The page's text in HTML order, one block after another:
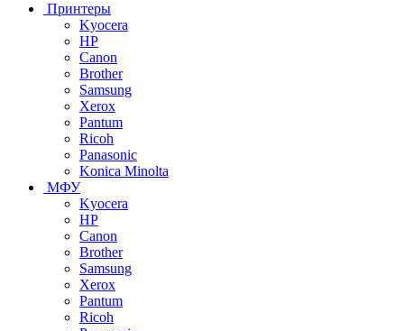
Принтеры
Kyocera
HP
Canon
Brother
Samsung
Xerox
Pantum
Ricoh
Panasonic
Konica Minolta
МФУ
Kyocera
HP
Canon
Brother
Samsung
Xerox
Pantum
Ricoh